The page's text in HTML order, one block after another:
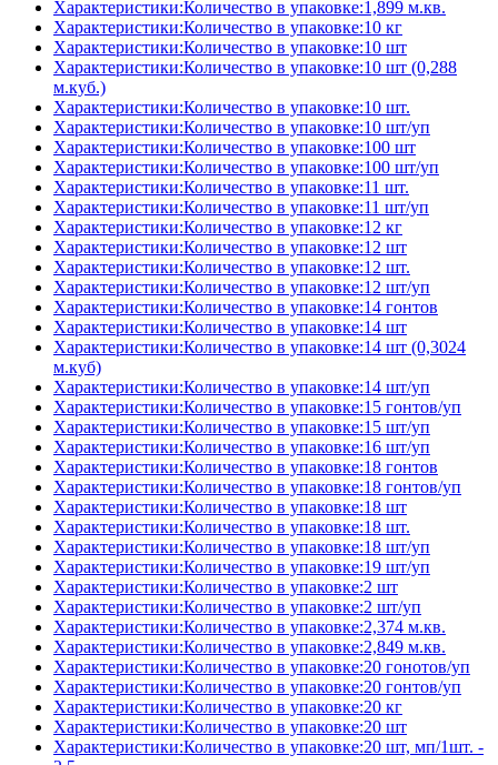
Характеристики:Количество в упаковке:1,899 м.кв.
Характеристики:Количество в упаковке:10 кг
Характеристики:Количество в упаковке:10 шт
Характеристики:Количество в упаковке:10 шт (0,288
м.куб.)
Характеристики:Количество в упаковке:10 шт.
Характеристики:Количество в упаковке:10 шт/уп
Характеристики:Количество в упаковке:100 шт
Характеристики:Количество в упаковке:100 шт/уп
Характеристики:Количество в упаковке:11 шт.
Характеристики:Количество в упаковке:11 шт/уп
Характеристики:Количество в упаковке:12 кг
Характеристики:Количество в упаковке:12 шт
Характеристики:Количество в упаковке:12 шт.
Характеристики:Количество в упаковке:12 шт/уп
Характеристики:Количество в упаковке:14 гонтов
Характеристики:Количество в упаковке:14 шт
Характеристики:Количество в упаковке:14 шт (0,3024
м.куб)
Характеристики:Количество в упаковке:14 шт/уп
Характеристики:Количество в упаковке:15 гонтов/уп
Характеристики:Количество в упаковке:15 шт/уп
Характеристики:Количество в упаковке:16 шт/уп
Характеристики:Количество в упаковке:18 гонтов
Характеристики:Количество в упаковке:18 гонтов/уп
Характеристики:Количество в упаковке:18 шт
Характеристики:Количество в упаковке:18 шт.
Характеристики:Количество в упаковке:18 шт/уп
Характеристики:Количество в упаковке:19 шт/уп
Характеристики:Количество в упаковке:2 шт
Характеристики:Количество в упаковке:2 шт/уп
Характеристики:Количество в упаковке:2,374 м.кв.
Характеристики:Количество в упаковке:2,849 м.кв.
Характеристики:Количество в упаковке:20 гонотов/уп
Характеристики:Количество в упаковке:20 гонтов/уп
Характеристики:Количество в упаковке:20 кг
Характеристики:Количество в упаковке:20 шт
Характеристики:Количество в упаковке:20 шт, мп/1шт. -